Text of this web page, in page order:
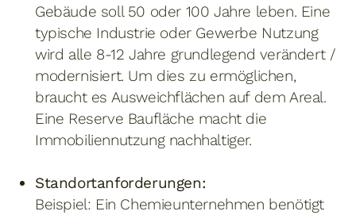
Gebäude soll 50 oder 100 Jahre leben. Eine
typische Industrie oder Gewerbe Nutzung
wird alle 8-12 Jahre grundlegend verändert /
modernisiert. Um dies zu ermöglichen,
braucht es Ausweichflächen auf dem Areal.
Eine Reserve Baufläche macht die
Immobiliennutzung nachhaltiger.
Standortanforderungen:
Beispiel: Ein Chemieunternehmen benötigt